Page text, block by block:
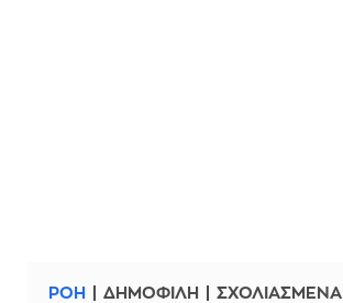
ΡΟΗ ΔΗΜΟΦΙΛΗ ΣΧΟΛΙΑΣΜΕΝΑ